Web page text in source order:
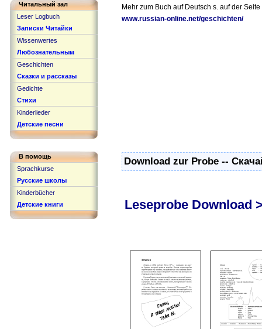
Mehr zum Buch auf Deutsch s. auf der Seite
www.russian-online.net/geschichten/
Download zur Probe --
Leseprobe Download
Читальный зал
Leser Logbuch
Записки Читайки
Wissenwertes
Любознательным
Geschichten
Сказки и рассказы
Gedichte
Стихи
Kinderlieder
Детские песни
В помощь
Sprachkurse
Русские школы
Kinderbücher
Детские книги